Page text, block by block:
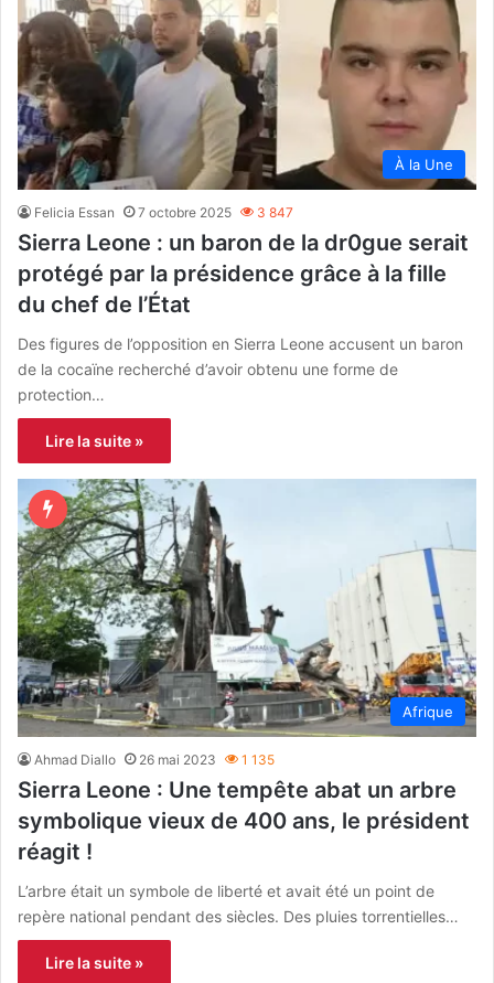
À la Une
Felicia Essan 7 octobre 2025 3 847
Sierra Leone : un baron de la dr0gue serait
protégé par la présidence grâce à la fille
du chef de l’État
Des figures de l’opposition en Sierra Leone accusent un baron
de la cocaïne recherché d’avoir obtenu une forme de
protection…
Lire la suite »
Afrique
Ahmad Diallo 26 mai 2023 1 135
Sierra Leone : Une tempête abat un arbre
symbolique vieux de 400 ans, le président
réagit !
L’arbre était un symbole de liberté et avait été un point de
repère national pendant des siècles. Des pluies torrentielles…
Lire la suite »